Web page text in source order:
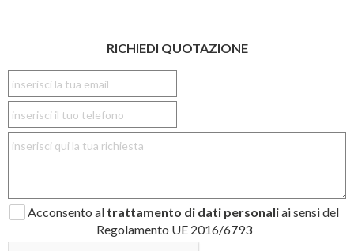
RICHIEDI QUOTAZIONE
Acconsento al trattamento di dati personaliai sensi del
Regolamento UE 2016/6793